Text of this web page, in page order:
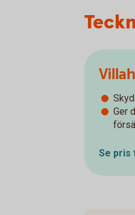
Ger
Se pris